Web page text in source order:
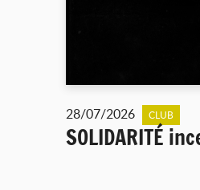
28/07/2026 CLUB
SOLIDARITÉ